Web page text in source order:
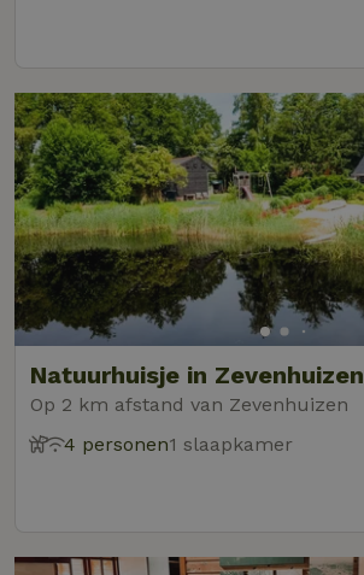
Natuurhuisje in Zevenhuizen
Op 2 km afstand van Zevenhuizen
4 personen1 slaapkamer